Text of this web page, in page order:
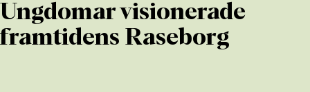
Ungdomar visionerade
framtidens Raseborg